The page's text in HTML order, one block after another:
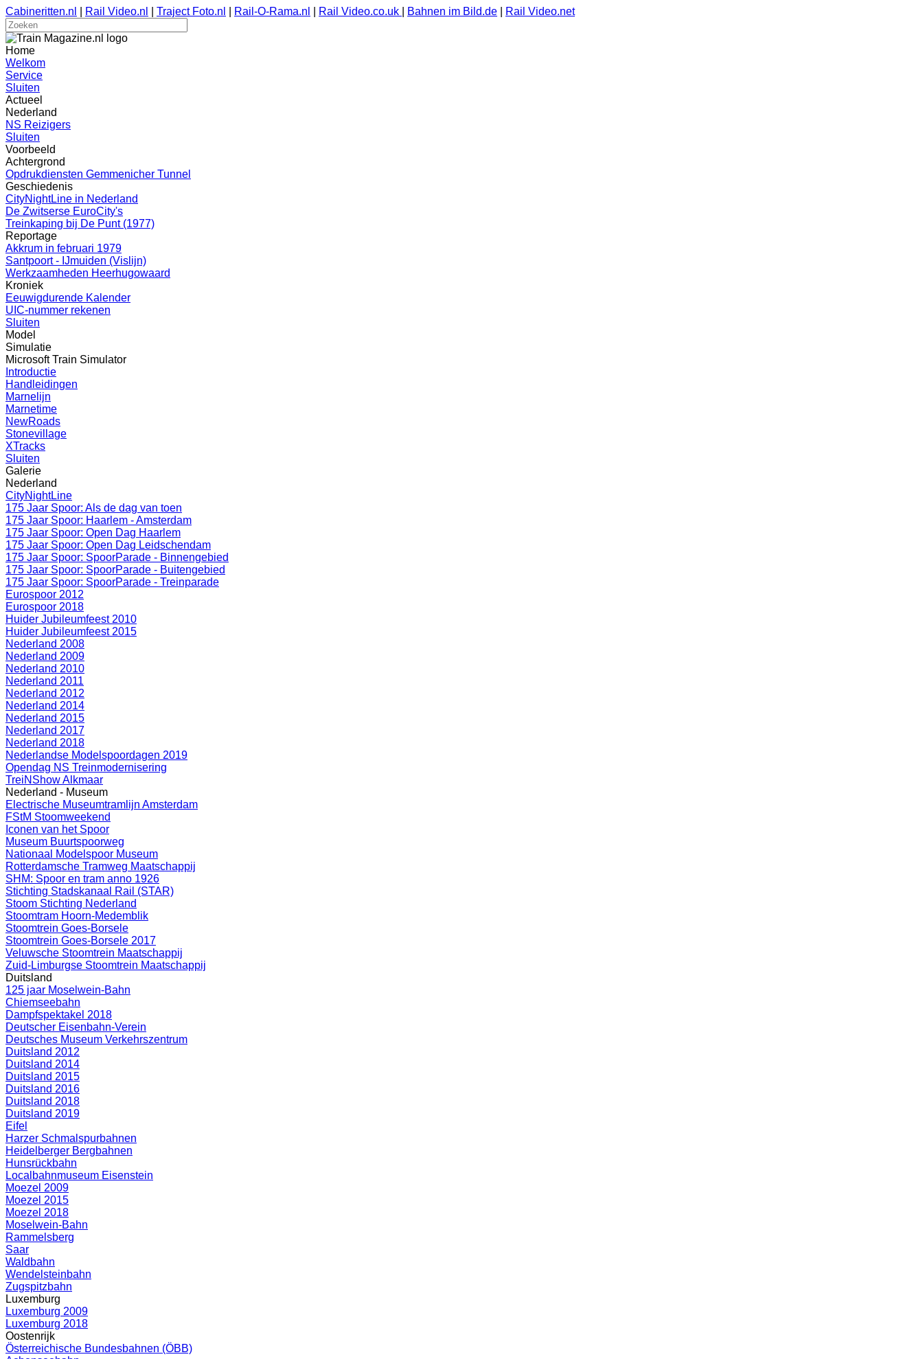
Cabineritten.nl Rail Video.nl Traject Foto.nl Rail-O-Rama.nl Rail Video.co.uk Bahnen im Bild.de Rail Video.net
Home
Welkom
Service
Sluiten
Actueel
Nederland
NS Reizigers
Sluiten
Voorbeeld
Achtergrond
Opdrukdiensten Gemmenicher Tunnel
Geschiedenis
CityNightLine in Nederland
De Zwitserse EuroCity's
Treinkaping bij De Punt (1977)
Reportage
Akkrum in februari 1979
Santpoort - IJmuiden (Vislijn)
Werkzaamheden Heerhugowaard
Kroniek
Eeuwigdurende Kalender
UIC-nummer rekenen
Sluiten
Model
Simulatie
Microsoft Train Simulator
Introductie
Handleidingen
Marnelijn
Marnetime
NewRoads
Stonevillage
XTracks
Sluiten
Galerie
Nederland
CityNightLine
175 Jaar Spoor: Als de dag van toen
175 Jaar Spoor: Haarlem - Amsterdam
175 Jaar Spoor: Open Dag Haarlem
175 Jaar Spoor: Open Dag Leidschendam
175 Jaar Spoor: SpoorParade - Binnengebied
175 Jaar Spoor: SpoorParade - Buitengebied
175 Jaar Spoor: SpoorParade - Treinparade
Eurospoor 2012
Eurospoor 2018
Huider Jubileumfeest 2010
Huider Jubileumfeest 2015
Nederland 2008
Nederland 2009
Nederland 2010
Nederland 2011
Nederland 2012
Nederland 2014
Nederland 2015
Nederland 2017
Nederland 2018
Nederlandse Modelspoordagen 2019
Opendag NS Treinmodernisering
TreiNShow Alkmaar
Nederland - Museum
Electrische Museumtramlijn Amsterdam
FStM Stoomweekend
Iconen van het Spoor
Museum Buurtspoorweg
Nationaal Modelspoor Museum
Rotterdamsche Tramweg Maatschappij
SHM: Spoor en tram anno 1926
Stichting Stadskanaal Rail (STAR)
Stoom Stichting Nederland
Stoomtram Hoorn-Medemblik
Stoomtrein Goes-Borsele
Stoomtrein Goes-Borsele 2017
Veluwsche Stoomtrein Maatschappij
Zuid-Limburgse Stoomtrein Maatschappij
Duitsland
125 jaar Moselwein-Bahn
Chiemseebahn
Dampfspektakel 2018
Deutscher Eisenbahn-Verein
Deutsches Museum Verkehrszentrum
Duitsland 2012
Duitsland 2014
Duitsland 2015
Duitsland 2016
Duitsland 2018
Duitsland 2019
Eifel
Harzer Schmalspurbahnen
Heidelberger Bergbahnen
Hunsrückbahn
Localbahnmuseum Eisenstein
Moezel 2009
Moezel 2015
Moezel 2018
Moselwein-Bahn
Rammelsberg
Saar
Waldbahn
Wendelsteinbahn
Zugspitzbahn
Luxemburg
Luxemburg 2009
Luxemburg 2018
Oostenrijk
Österreichische Bundesbahnen (ÖBB)